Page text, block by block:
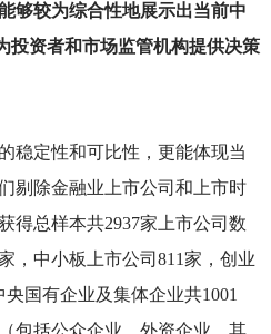
够较为综合性地展示出当前中
投资者和市场监管机构提供决策
稳定性和可比性，更能体现当
剔除金融业上市公司和上市时
得总样本共2937家上市公司数
，中小板上市公司811家，创业
国有企业及集体企业共1001